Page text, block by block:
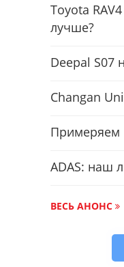
Toyota
лучше?
Deepal S07
Changan
Примеряем
ADAS: наш
ВЕСЬ АНОНС